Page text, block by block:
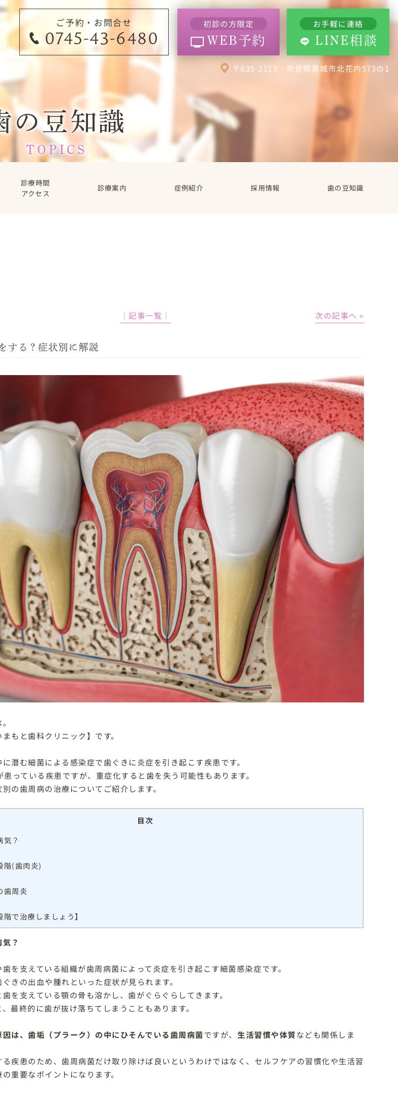
ご予約・お問合せ
0745-43-6480
初診の方限定
WEB予約
お手軽に連絡
LINE相談
〒639-2113 奈良県葛城市北花内573の1
の豆知識
TOPICS
診療時間
アクセス
診療案内 症例紹介 採用情報 歯の豆知識
│記事一覧│ 次の記事へ »
する？症状別に解説
もと歯科クリニック】です。
潜む細菌による感染症で歯ぐきに炎症を引き起こす疾患です。
っている疾患ですが、重症化すると歯を失う可能性もあります。
の歯周病の治療についてご紹介します。
目次
？
階(歯肉炎)
歯周炎
階で治療しましょう】
？
を支えている組織が歯周病菌によって炎症を引き起こす細菌感染症です。
きの出血や腫れといった症状が見られます。
を支えている顎の骨も溶かし、歯がぐらぐらしてきます。
最終的に歯が抜け落ちてしまうこともあります。
は、歯垢（プラーク）の中にひそんでいる歯周病菌ですが、生活習慣や体質なども関係しま
疾患のため、歯周病菌だけ取り除けば良いというわけではなく、セルフケアの習慣化や生活習
重要なポイントになります。